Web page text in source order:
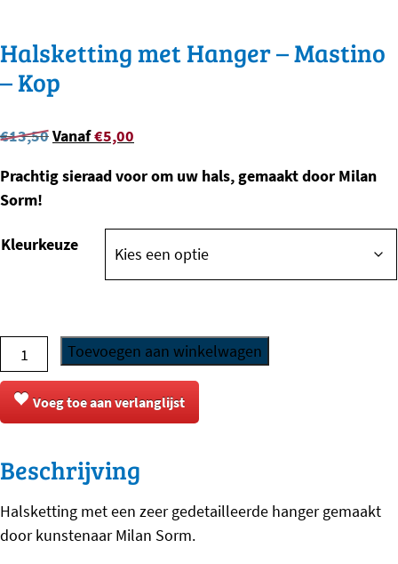
Halsketting met Hanger – Mastino
– Kop
€13,50Oorspronkelijke
was:
Vanaf€5,00
is:
Prachtig sieraad voor om uw hals, gemaakt door Milan
Sorm!
Kleurkeuze
Halsketting
met
Hanger
-
-
aantal
Toevoegen aan winkelwagen
Voeg toe aan verlanglijst
Beschrijving
Halsketting met een zeer gedetailleerde hanger gemaakt
door kunstenaar Milan Sorm.